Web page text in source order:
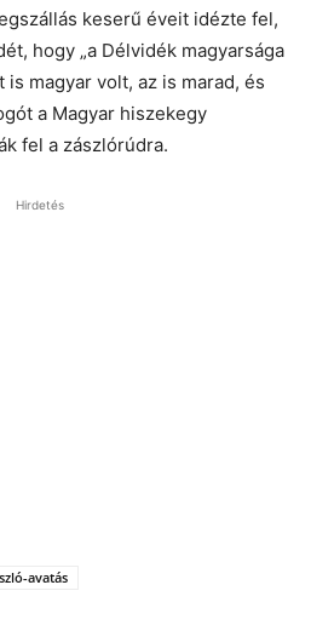
keserű éveit idézte fel,
hogy „a Délvidék magyarsága
magyar volt, az is marad, és
a Magyar hiszekegy
fel a zászlórúdra.
Hirdetés
avatás